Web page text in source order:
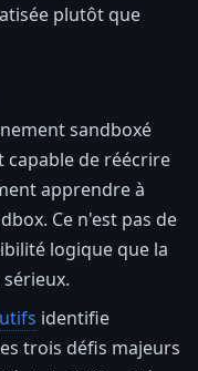
plutôt que
sandboxé
capable de réécrire
apprendre à
Ce n'est pas de
logique que la
identifie
trois défis majeurs